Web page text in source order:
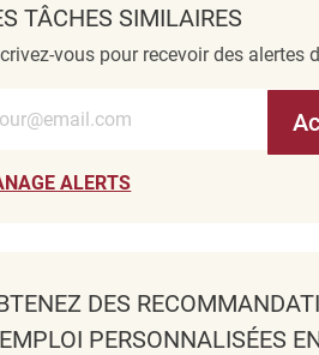
TÂCHES SIMILAIRES
vous pour recevoir des alertes
l’adresse e-mail (obligatoire)
ALERTS
DES
PERSONNALISÉES